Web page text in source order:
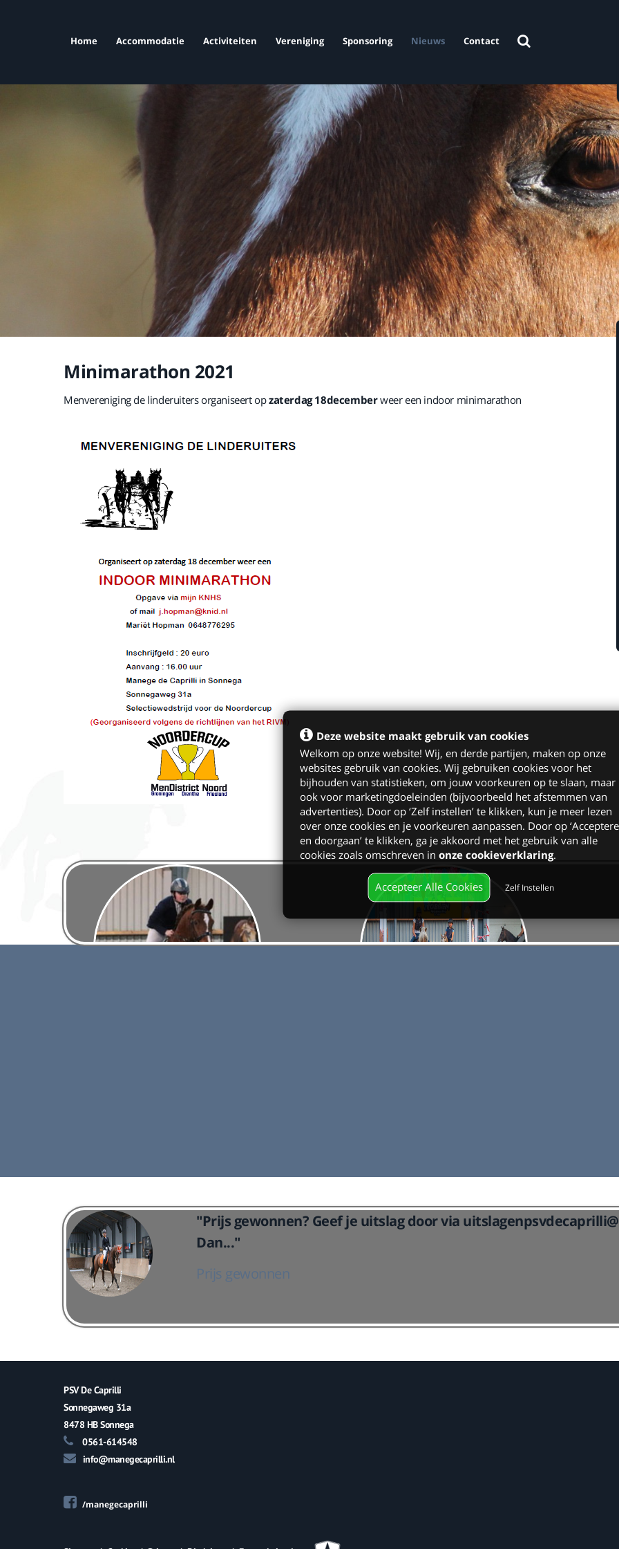
Home Accommodatie Activiteiten Vereniging Sponsoring Nieuws Contact
Minimarathon 2021
Menvereniging de linderuiters organiseert opzaterdag 18decemberweer een indoor minimarathon
"Prijs gewonnen? Geef je uitslag door via
Dan..."
Prijs gewonnen
PSV De Caprilli
Sonnegaweg 31a
8478 HB Sonnega
0561-614548
info@manegecaprilli.nl
/manegecaprilli
Deze website maakt gebruik van cookies
Welkom op onze website! Wij, en derde partijen, maken op onze
websites gebruik van cookies. Wij gebruiken cookies voor het
bijhouden van statistieken, om jouw voorkeuren op te slaan, maar
ook voor marketingdoeleinden (bijvoorbeeld het afstemmen van
advertenties). Door op ‘Zelf instellen’ te klikken, kun je meer lezen
over onze cookies en je voorkeuren aanpassen. Door op
en doorgaan’ te klikken, ga je akkoord met het gebruik van alle
cookies zoals omschreven in onze cookieverklaring.
Accepteer Alle Cookies Zelf Instellen